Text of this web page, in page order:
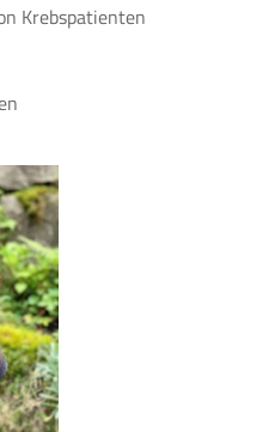
Krebspatienten